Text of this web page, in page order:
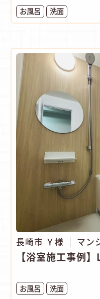
お風呂 洗面
長崎市 Ｙ様 マン
【浴室施工事例
お風呂 洗面